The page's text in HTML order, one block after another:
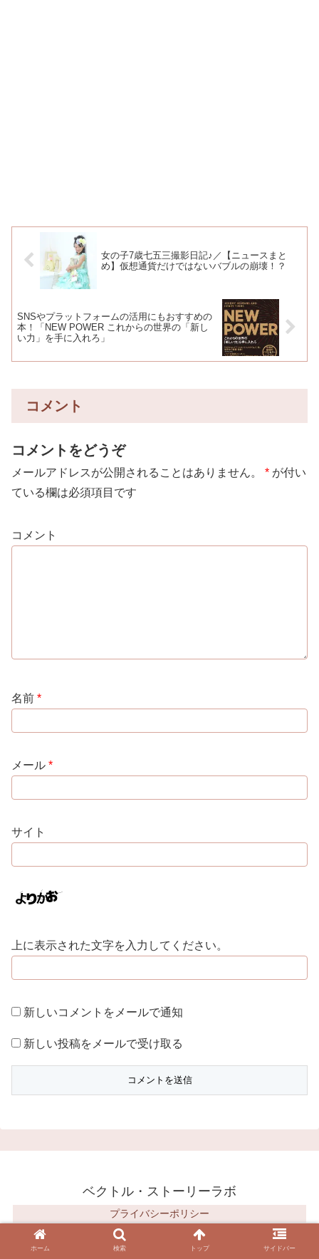
女の子7歳七五三撮影日記♪／【ニュースまと
め】仮想通貨だけではないバブルの崩壊！？
SNSやプラットフォームの活用にもおすすめの
本！「NEW POWER これからの世界の「新し
い力」を手に入れろ」
コメント
コメントをどうぞ
メールアドレスが公開されることはありません。 * が付い
ている欄は必須項目です
コメント
名前 *
メール *
サイト
上に表示された文字を入力してください。
新しいコメントをメールで通知
新しい投稿をメールで受け取る
ベクトル・ストーリーラボ
プライバシーポリシー
© 2018 ベクトル・ストーリーラボ.
ホーム 検索 トップ サイドバー